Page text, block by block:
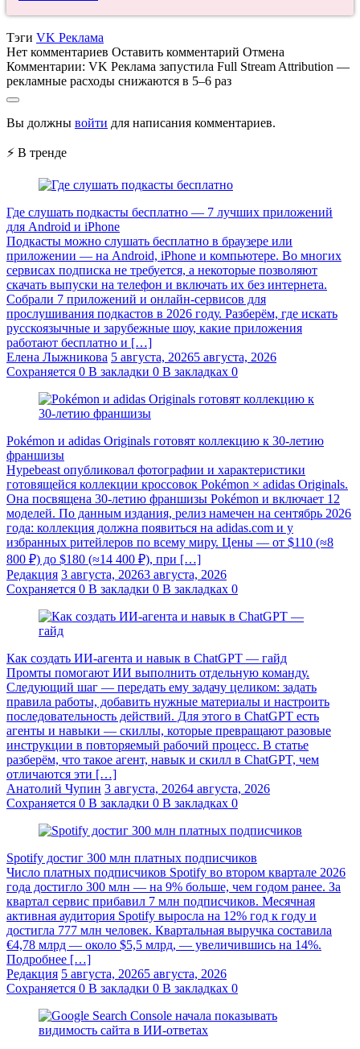
Тэги VK Реклама
Нет комментариев Оставить комментарий Отмена
Комментарии: VK Реклама запустила Full Stream Attribution —
рекламные расходы снижаются в 5–6 раз
Вы должны войти для написания комментариев.
⚡ В тренде
Где слушать подкасты бесплатно — 7 лучших приложений
для Android и iPhone
Подкасты можно слушать бесплатно в браузере или
приложении — на Android, iPhone и компьютере. Во многих
сервисах подписка не требуется, а некоторые позволяют
скачать выпуски на телефон и включать их без интернета.
Собрали 7 приложений и онлайн-сервисов для
прослушивания подкастов в 2026 году. Разберём, где искать
русскоязычные и зарубежные шоу, какие приложения
работают бесплатно и […]
Елена Лыжникова 5 августа, 20265 августа, 2026
Сохраняется 0 В закладки 0 В закладках 0
Pokémon и adidas Originals готовят коллекцию к 30-летию
франшизы
Hypebeast опубликовал фотографии и характеристики
готовящейся коллекции кроссовок Pokémon × adidas Originals.
Она посвящена 30-летию франшизы Pokémon и включает 12
моделей. По данным издания, релиз намечен на сентябрь 2026
года: коллекция должна появиться на adidas.com и у
избранных ритейлеров по всему миру. Цены — от $110 (≈8
800 ₽) до $180 (≈14 400 ₽), при […]
Редакция 3 августа, 20263 августа, 2026
Сохраняется 0 В закладки 0 В закладках 0
Как создать ИИ-агента и навык в ChatGPT — гайд
Промты помогают ИИ выполнить отдельную команду.
Следующий шаг — передать ему задачу целиком: задать
правила работы, добавить нужные материалы и настроить
последовательность действий. Для этого в ChatGPT есть
агенты и навыки — скиллы, которые превращают разовые
инструкции в повторяемый рабочий процесс. В статье
разберём, что такое агент, навык и скилл в ChatGPT, чем
отличаются эти […]
Анатолий Чупин 3 августа, 20264 августа, 2026
Сохраняется 0 В закладки 0 В закладках 0
Spotify достиг 300 млн платных подписчиков
Число платных подписчиков Spotify во втором квартале 2026
года достигло 300 млн — на 9% больше, чем годом ранее. За
квартал сервис прибавил 7 млн подписчиков. Месячная
активная аудитория Spotify выросла на 12% год к году и
достигла 777 млн человек. Квартальная выручка составила
€4,78 млрд — около $5,5 млрд, — увеличившись на 14%.
Подробнее […]
Редакция 5 августа, 20265 августа, 2026
Сохраняется 0 В закладки 0 В закладках 0